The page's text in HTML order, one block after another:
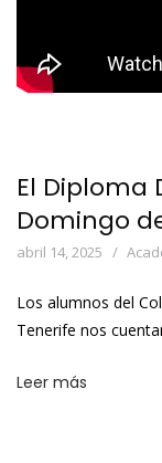
El Diploma
Domingo
abril 14, 2025
Los alumnos del
Tenerife nos
Leer más